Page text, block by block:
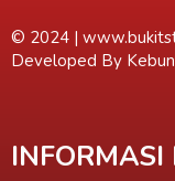
© 2024 |
Developed By
INFORMASI